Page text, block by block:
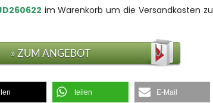
im Warenkorb um die Versandkosten zu
» ZUM ANGEBOT
teilen E-Mail